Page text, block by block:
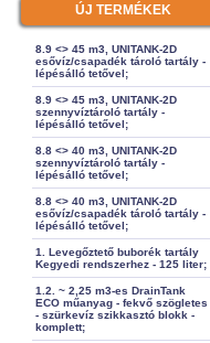
ÚJ TERMÉKEK
8.9 <> 45 m3, UNITANK-2D
esővíz/csapadék tároló tartály -
lépésálló tetővel;
8.9 <> 45 m3, UNITANK-2D
szennyvíztároló tartály -
lépésálló tetővel;
8.8 <> 40 m3, UNITANK-2D
szennyvíztároló tartály -
lépésálló tetővel;
8.8 <> 40 m3, UNITANK-2D
esővíz/csapadék tároló tartály -
lépésálló tetővel;
1. Levegőztető buborék tartály
Kegyedi rendszerhez - 125 liter;
1.2. ~ 2,25 m3-es DrainTank
ECO műanyag - fekvő szögletes
- szürkevíz szikkasztó blokk -
komplett;